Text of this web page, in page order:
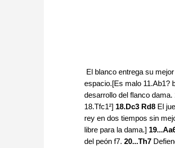
El blanco entrega su
espacio.[Es malo 11.Ab1?
desarrollo del flanco dama.
18.Tfc1²] 18.Dc3 Rd8 El
rey en dos tiempos sin
libre para la dama.]
del peón f7. 20...Th7